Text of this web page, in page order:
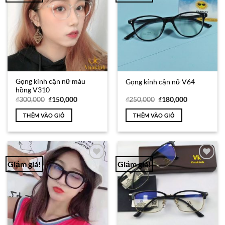
Wishlist
Gọng kính cận nữ màu
hồng V310
₫300,000 Giá
là:
₫300,000.
₫150,000Giá
THÊM VÀO GIỎ
Wishlist
Gọng kính cận nữ V64
₫250,000 Giá
là:
₫250,000.
₫180,000Giá
THÊM VÀO GIỎ
Giảm giá!
Add to
Wishlist
Giảm giá!
Add to
Wishlist